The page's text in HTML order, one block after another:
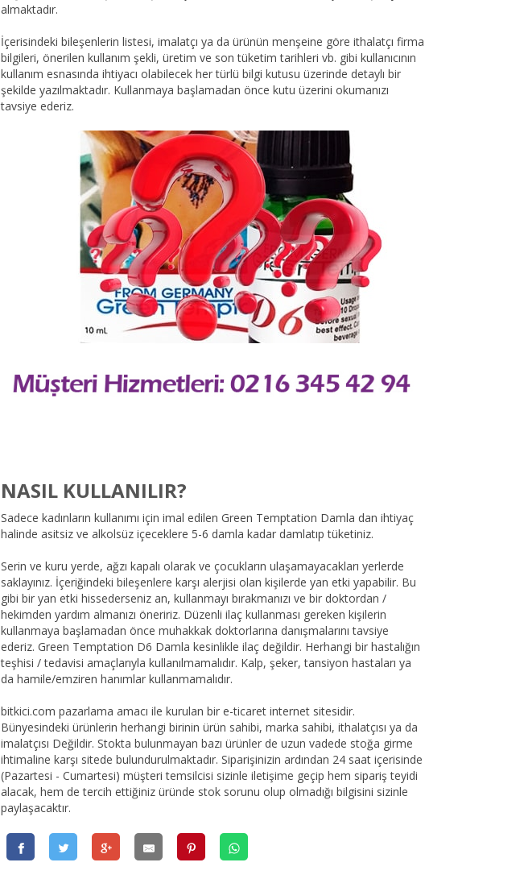
almaktadır.
İçerisindeki bileşenlerin listesi, imalatçı ya da ürünün menşeine göre ithalatçı firma
bilgileri, önerilen kullanım şekli, üretim ve son tüketim tarihleri vb. gibi kullanıcının
kullanım esnasında ihtiyacı olabilecek her türlü bilgi kutusu üzerinde detaylı bir
şekilde yazılmaktadır. Kullanmaya başlamadan önce kutu üzerini okumanızı
tavsiye ederiz.
NASIL KULLANILIR?
Sadece kadınların kullanımı için imal edilen Green Temptation Damla dan ihtiyaç
halinde asitsiz ve alkolsüz içeceklere 5-6 damla kadar damlatıp tüketiniz.
Serin ve kuru yerde, ağzı kapalı olarak ve çocukların ulaşamayacakları yerlerde
saklayınız. İçeriğindeki bileşenlere karşı alerjisi olan kişilerde yan etki yapabilir. Bu
gibi bir yan etki hissederseniz an, kullanmayı bırakmanızı ve bir doktordan /
hekimden yardım almanızı öneririz. Düzenli ilaç kullanması gereken kişilerin
kullanmaya başlamadan önce muhakkak doktorlarına danışmalarını tavsiye
ederiz. Green Temptation D6 Damla kesinlikle ilaç değildir. Herhangi bir hastalığın
teşhisi / tedavisi amaçlarıyla kullanılmamalıdır. Kalp, şeker, tansiyon hastaları ya
da hamile/emziren hanımlar kullanmamalıdır.
bitkici.com pazarlama amacı ile kurulan bir e-ticaret internet sitesidir.
Bünyesindeki ürünlerin herhangi birinin ürün sahibi, marka sahibi, ithalatçısı ya da
imalatçısı Değildir. Stokta bulunmayan bazı ürünler de uzun vadede stoğa girme
ihtimaline karşı sitede bulundurulmaktadır. Siparişinizin ardından 24 saat içerisinde
(Pazartesi - Cumartesi) müşteri temsilcisi sizinle iletişime geçip hem sipariş teyidi
alacak, hem de tercih ettiğiniz üründe stok sorunu olup olmadığı bilgisini sizinle
paylaşacaktır.